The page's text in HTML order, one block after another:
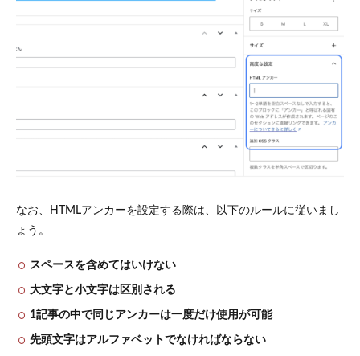
なお、HTMLアンカーを設定する際は、以下のルールに従いまし
ょう。
スペースを含めてはいけない
大文字と小文字は区別される
1記事の中で同じアンカーは一度だけ使用が可能
先頭文字はアルファベットでなければならない